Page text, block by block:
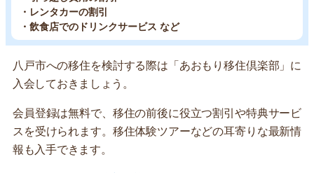
・レンタカーの割引
・飲食店でのドリンクサービス など
八戸市への移住を検討する際は「あおもり移住倶楽部」に
入会しておきましょう。
会員登録は無料で、移住の前後に役立つ割引や特典サービ
スを受けられます。移住体験ツアーなどの耳寄りな最新情
報も入手できます。